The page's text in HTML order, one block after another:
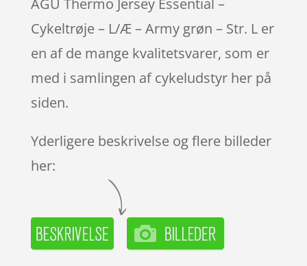
er
Cykeltrøje – L/Æ – Army grøn – Str. L er
en af de mange kvalitetsvarer, som er
med i samlingen af cykeludstyr her på
siden.
Yderligere beskrivelse og flere billeder
her: